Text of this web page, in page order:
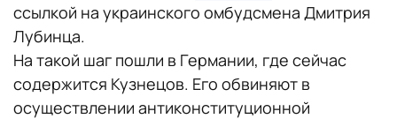
ссылкой на украинского омбудсмена Дмитрия
Лубинца.
На такой шаг пошли в Германии, где сейчас
содержится Кузнецов. Его обвиняют в
осуществлении антиконституционной